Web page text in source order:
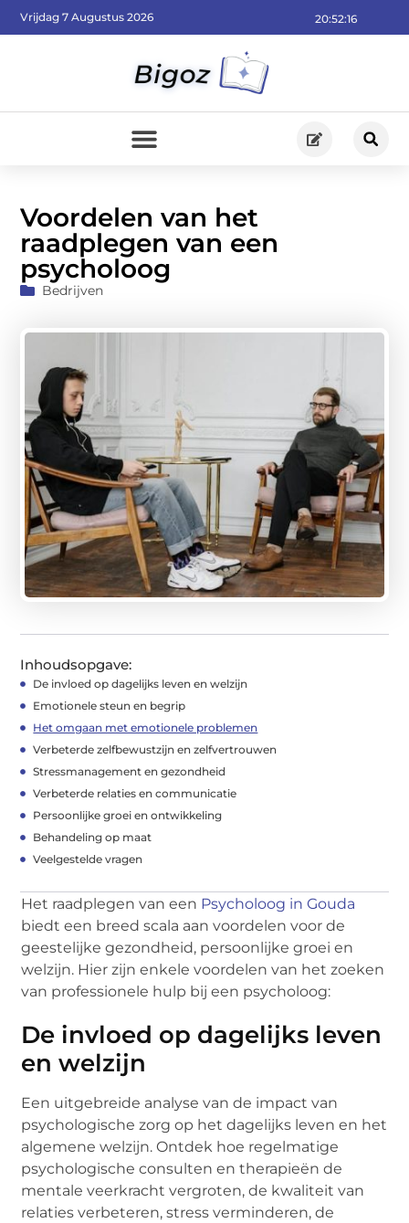
20:52:18
Vrijdag 7 Augustus 2026
Voordelen van het
raadplegen van een
psycholoog
Bedrijven
Inhoudsopgave:
De invloed op dagelijks leven en welzijn
Emotionele steun en begrip
Het omgaan met emotionele problemen
Verbeterde zelfbewustzijn en zelfvertrouwen
Stressmanagement en gezondheid
Verbeterde relaties en communicatie
Persoonlijke groei en ontwikkeling
Behandeling op maat
Veelgestelde vragen
Het raadplegen van een Psycholoog in Gouda
biedt een breed scala aan voordelen voor de
geestelijke gezondheid, persoonlijke groei en
welzijn. Hier zijn enkele voordelen van het zoeken
van professionele hulp bij een psycholoog:
De invloed op dagelijks leven
en welzijn
Een uitgebreide analyse van de impact van
psychologische zorg op het dagelijks leven en het
algemene welzijn. Ontdek hoe regelmatige
psychologische consulten en therapieën de
mentale veerkracht vergroten, de kwaliteit van
relaties verbeteren, stress verminderen, de